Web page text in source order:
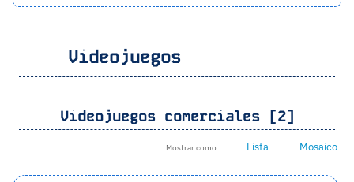
Videojuegos
Videojuegos comerciales [2]
Mostrar como Lista Mosaico